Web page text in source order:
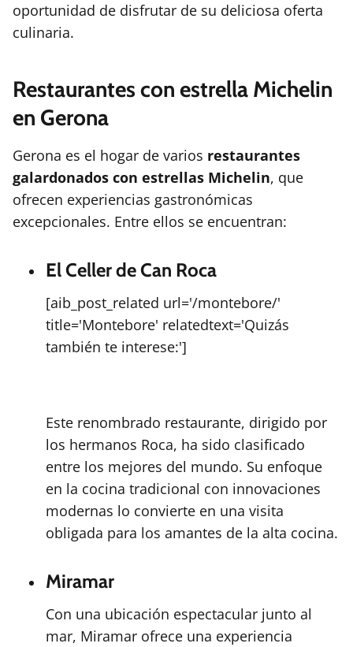
oportunidad de disfrutar de su deliciosa oferta
culinaria.
Restaurantes con estrella Michelin
en Gerona
Gerona es el hogar de varios restaurantes
galardonados con estrellas Michelin, que
ofrecen experiencias gastronómicas
excepcionales. Entre ellos se encuentran:
El Celler de Can Roca
[aib_post_related url='/montebore/'
title='Montebore' relatedtext='Quizás
también te interese:']
Este renombrado restaurante, dirigido por
los hermanos Roca, ha sido clasificado
entre los mejores del mundo. Su enfoque
en la cocina tradicional con innovaciones
modernas lo convierte en una visita
obligada para los amantes de la alta cocina.
Miramar
Con una ubicación espectacular junto al
mar, Miramar ofrece una experiencia